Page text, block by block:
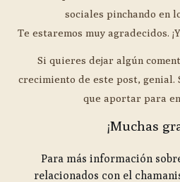
sociales pinchando en
Te estaremos muy agradecidos.
Si quieres dejar algún
crecimiento de este post, genial.
que aportar para
¡Muchas
Para más información
relacionados con el